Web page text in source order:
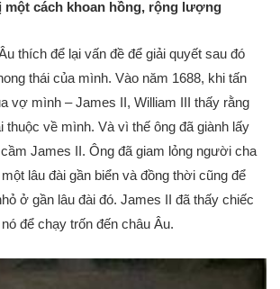
một cách khoan hồng, rộng lượng
thích để lại vấn đề để giải quyết sau đó
thái của mình. Vào năm 1688, khi tấn
vợ mình – James II, William III thấy rằng
thuộc về mình. Và vì thế ông đã giành lấy
James II. Ông đã giam lỏng người cha
lâu đài gần biển và đồng thời cũng để
ở gần lâu đài đó. James II đã thấy chiếc
để chạy trốn đến châu Âu.